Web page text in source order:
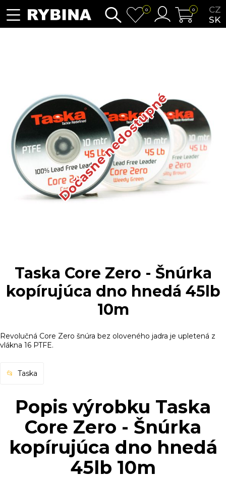
CZ
SK
0 0
Dočasne nedostupné
Taska Core Zero - Šnúrka
kopírujúca dno hnedá 45lb
10m
Revolučná Core Zero šnúra bez oloveného jadra je upletená z
vlákna 16 PTFE.
Taska
Popis výrobku Taska
Core Zero - Šnúrka
kopírujúca dno hnedá
45lb 10m